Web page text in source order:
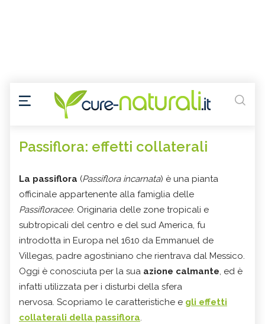
Passiflora: effetti collaterali
La passiflora (Passiflora incarnata) è una pianta
officinale appartenente alla famiglia delle
Passifloracee. Originaria delle zone tropicali e
subtropicali del centro e del sud America, fu
introdotta in Europa nel 1610 da Emmanuel de
Villegas, padre agostiniano che rientrava dal Messico.
Oggi è conosciuta per la sua azione calmante, ed è
infatti utilizzata per i disturbi della sfera
nervosa. Scopriamo le caratteristiche e gli effetti
collaterali della passiflora.